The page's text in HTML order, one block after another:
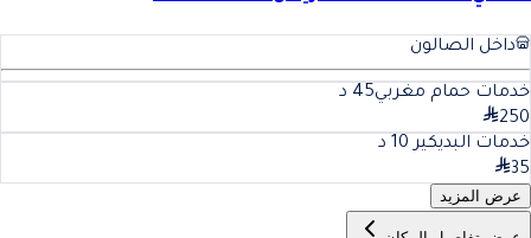
داخل الصالون
خدمات حمام مغربي45 د
250
خدمات البديكير 10 د
35
عرض المزيد